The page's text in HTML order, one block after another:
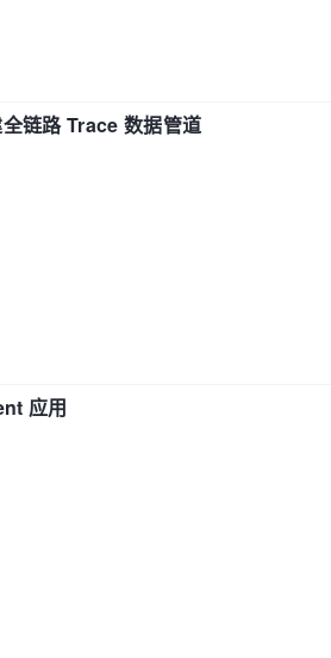
链路 Trace 数据管道
应用